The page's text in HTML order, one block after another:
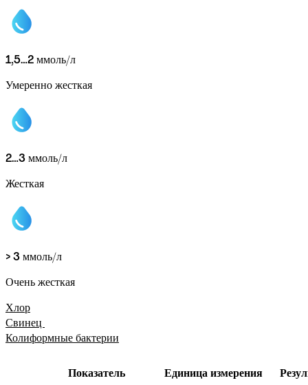
1,5…2ммоль/л
Умеренно жесткая
2…3ммоль/л
Жесткая
> 3ммоль/л
Очень жесткая
Хлор
Свинец
Колиформные бактерии
Показатель Единица измерения